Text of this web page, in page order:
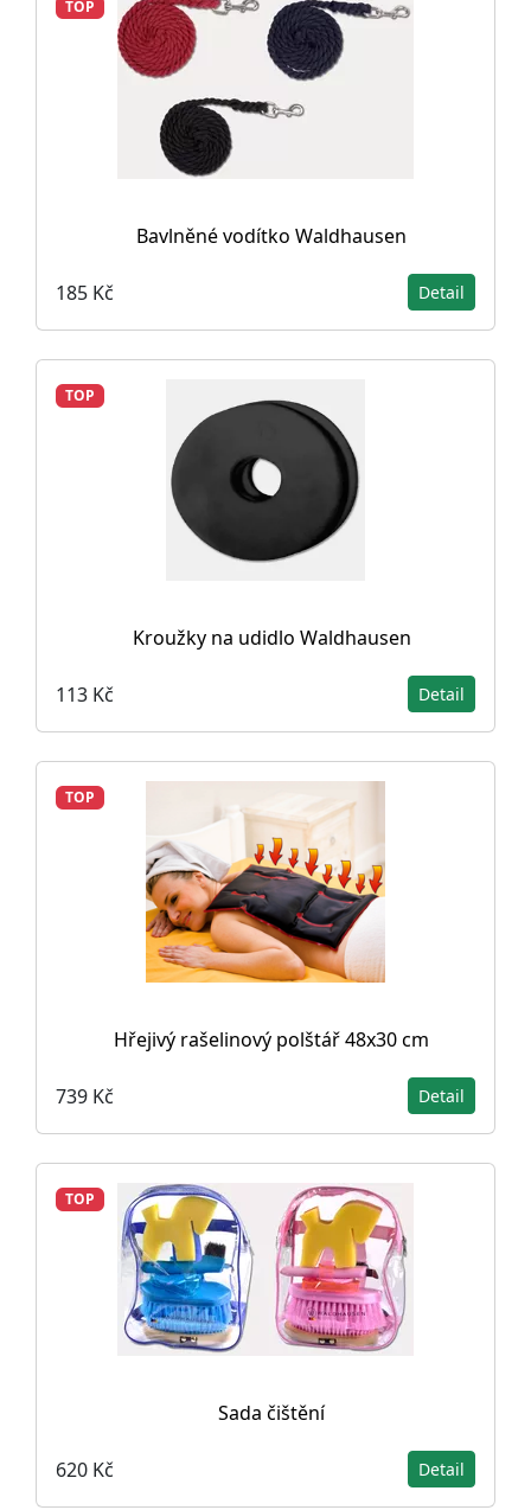
TOP
Bavlněné vodítko Waldhausen
185 Kč Detail
TOP
Kroužky na udidlo Waldhausen
113 Kč Detail
TOP
Hřejivý rašelinový polštář 48x30 cm
739 Kč Detail
TOP
Sada čištění
620 Kč Detail